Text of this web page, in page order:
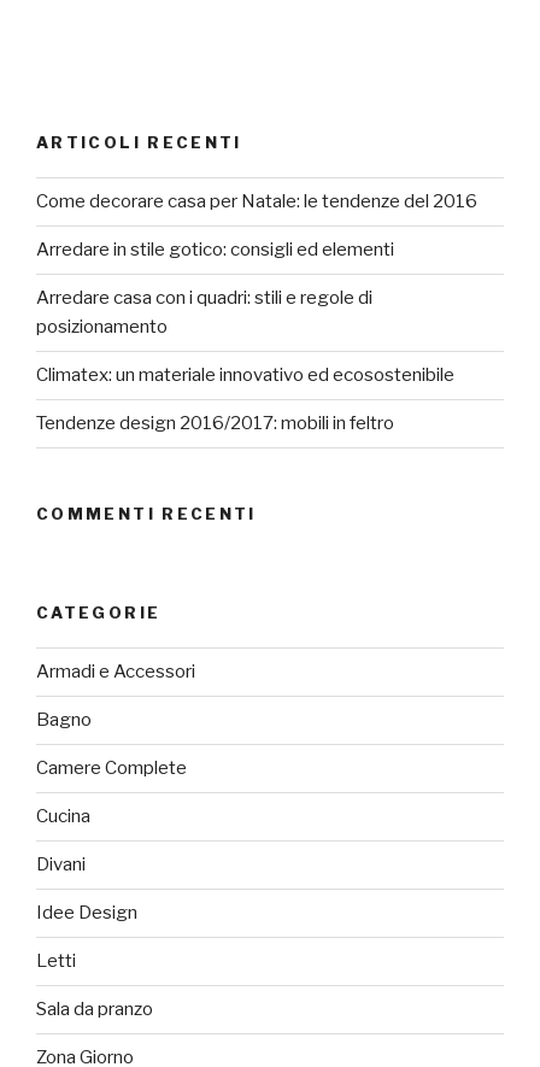
ARTICOLI RECENTI
Come decorare casa per Natale: le tendenze del 2016
Arredare in stile gotico: consigli ed elementi
Arredare casa con i quadri: stili e regole di
posizionamento
Climatex: un materiale innovativo ed ecosostenibile
Tendenze design 2016/2017: mobili in feltro
COMMENTI RECENTI
CATEGORIE
Armadi e Accessori
Bagno
Camere Complete
Cucina
Divani
Idee Design
Letti
Sala da pranzo
Zona Giorno